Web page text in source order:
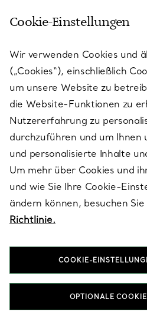
KUNDENSERVICE
SERVICES
ÜBER TIFFANY & CO.
RECHTLICHE HINWEISE
FOLGEN SIE UNS
Cookie-Einstellungen
Wir verwenden Cookies und
(„Cookies“), einschließlich
um unsere Website zu
die Website-Funktionen zu
Nutzererfahrung zu
durchzuführen und um Ihnen
und personalisierte Inhalte
Um mehr über Cookies und
und wie Sie Ihre Cookie-
ändern können, besuchen Sie
Richtlinie.
COOKIE-
OPTIONALE